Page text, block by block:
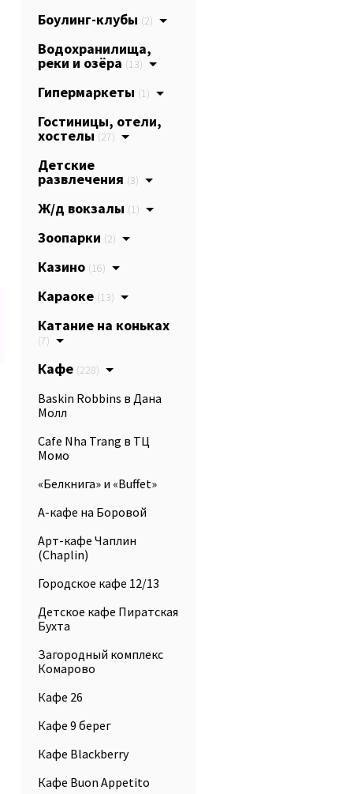
Боулинг-клубы (2)
Водохранилища,
реки и озёра (13)
Гипермаркеты (1)
Гостиницы, отели,
хостелы (27)
Детские
развлечения (3)
Ж/д вокзалы (1)
Зоопарки (2)
Казино (16)
Караоке (13)
Катание на коньках
(7)
Кафе (228)
Baskin Robbins в Дана
Молл
Cafe Nha Trang в ТЦ
Момо
«Белкнига» и «Buffet»
А-кафе на Боровой
Арт-кафе Чаплин
(Chaplin)
Городское кафе 12/13
Детское кафе Пиратская
Бухта
Загородный комплекс
Комарово
Кафе 26
Кафе 9 берег
Кафе Blackberry
Кафе Buon Appetito